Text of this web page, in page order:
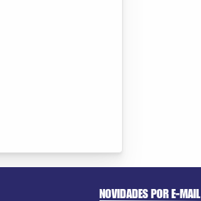
NOVIDADES POR E-MAIL